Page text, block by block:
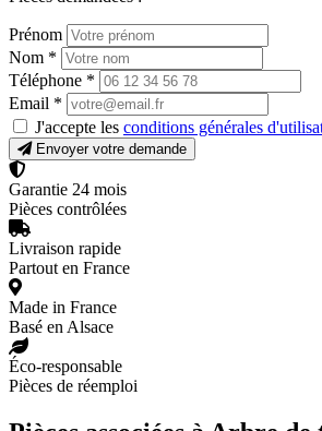
Prénom
Nom *
Téléphone *
Email *
J'accepte les conditions générales
Envoyer votre demande
Garantie 24 mois
Pièces contrôlées
Livraison rapide
Partout en France
Made in France
Basé en Alsace
Éco-responsable
Pièces de réemploi